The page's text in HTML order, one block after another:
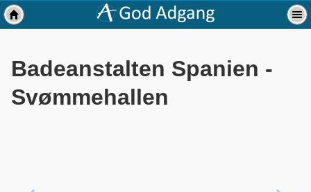
Badeanstalten Spanien -
Svømmehallen